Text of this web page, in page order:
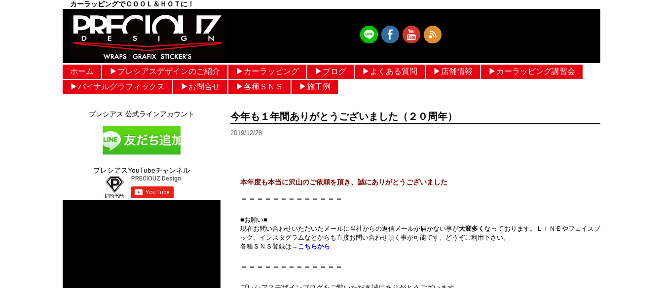
カーラッピングでＣＯＯＬ＆ＨＯＴに！
ホーム ▶︎プレシアスデザインのご紹介 ▶︎カーラッピング
フルラッピング価格 設定
ルーフラッピング
メッキモールラッピング
パートラッピング
ボンネットラッピング
フルカラーラッピング
ヘルメットラッピング
▶︎ブログ
作業ブログ
日常ブログ
▶︎よくある質問 ▶︎店舗情報
▶︎カーラッピング講習会
▶︎バイナルグラフィックス
▶︎お問合せ ▶︎各種ＳＮＳ ▶︎施工例
今年も１年間ありがとうございました（２０周年）
2019/12/28
本年度も本当に沢山のご依頼を頂き、誠にありがとうございました
＝＝＝＝＝＝＝＝＝＝＝＝＝
■お願い■
現在お問い合わせいただいたメールに当社からの返信メールが届かない事が大変多くなっております。
ＬＩＮＥやフェイスブ
ック、インスタグラムなどからも直接お問い合わせ頂く事が可能です、どうぞご利用下さい。
各種ＳＮＳ登録は→ こちらから
＝＝＝＝＝＝＝＝＝＝＝＝＝
プレシアス 公式ラインアカウント
プレシアスYouTubeチャンネル